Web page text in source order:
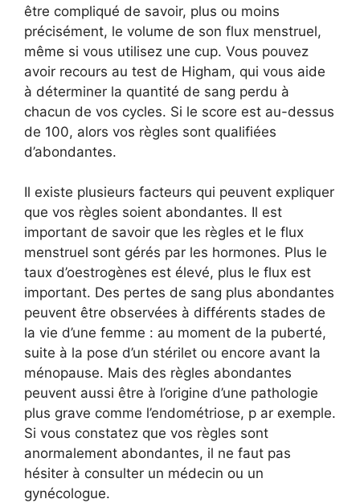
être compliqué de savoir, plus ou moins
précisément, le volume de son flux menstruel,
même si vous utilisez une cup. Vous pouvez
avoir recours au test de Higham, qui vous aide
à déterminer la quantité de sang perdu à
chacun de vos cycles. Si le score est au-dessus
de 100, alors vos règles sont qualifiées
d’abondantes.
Il existe plusieurs facteurs qui peuvent expliquer
que vos règles soient abondantes. Il est
important de savoir que les règles et le flux
menstruel sont gérés par les hormones. Plus le
taux d’oestrogènes est élevé, plus le flux est
important. Des pertes de sang plus abondantes
peuvent être observées à différents stades de
la vie d’une femme : au moment de la puberté,
suite à la pose d’un stérilet ou encore avant la
ménopause. Mais des règles abondantes
peuvent aussi être à l’origine d’une pathologie
plus grave comme l’endométriose, p ar exemple.
Si vous constatez que vos règles sont
anormalement abondantes, il ne faut pas
hésiter à consulter un médecin ou un
gynécologue.